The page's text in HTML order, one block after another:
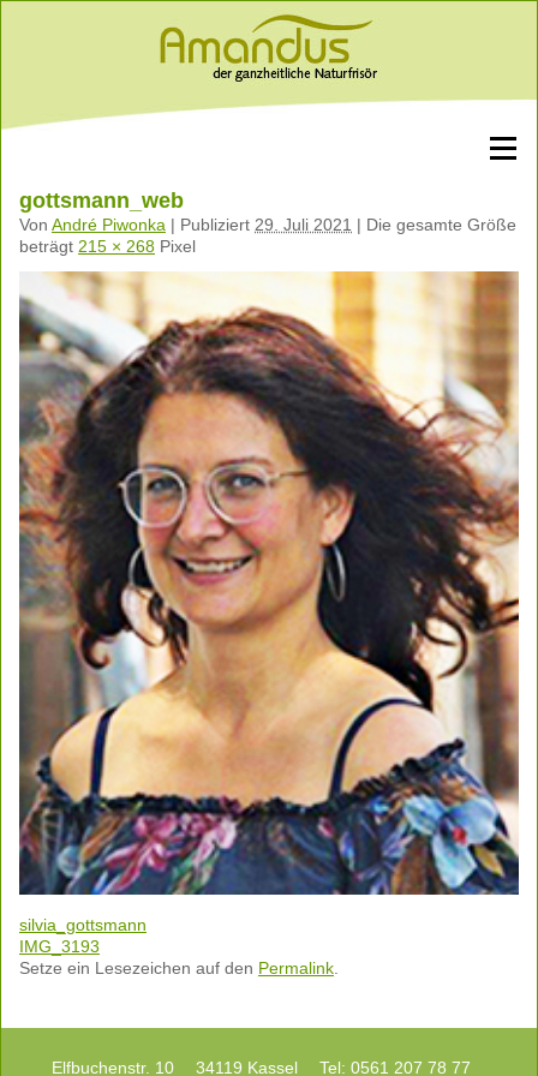
gottsmann_web
Von André Piwonka | Publiziert 29. Juli 2021 | Die gesamte Größe
beträgt 215 × 268 Pixel
silvia_gottsmann
IMG_3193
Setze ein Lesezeichen auf den Permalink
Elfbuchenstr. 10 34119 Kassel Tel: 0561 207 78 77